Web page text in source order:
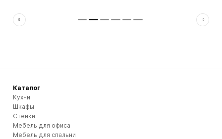
Каталог
Кухни
Шкафы
Стенки
Мебель для офиса
Мебель для спальни